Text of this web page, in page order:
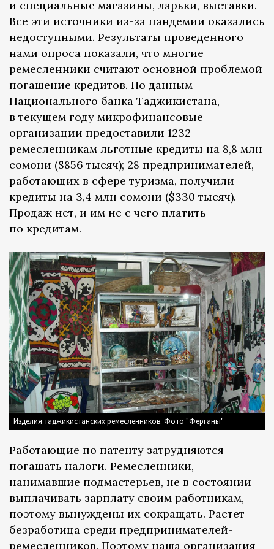
и специальные магазины, ларьки, выставки.
Все эти источники из-за пандемии оказались
недоступными. Результаты проведенного
нами опроса показали, что многие
ремесленники считают основной проблемой
погашение кредитов. По данным
Национального банка Таджикистана,
в текущем году микрофинансовые
организации предоставили 1232
ремесленникам льготные кредиты на 8,8 млн
сомони ($856 тысяч); 28 предпринимателей,
работающих в сфере туризма, получили
кредиты на 3,4 млн сомони ($330 тысяч).
Продаж нет, и им не с чего платить
по кредитам.
Изделия таджикистанских ремесленников. Фото "Ферганы"
Работающие по патенту затрудняются
погашать налоги. Ремесленники,
нанимавшие подмастерьев, не в состоянии
выплачивать зарплату своим работникам,
поэтому вынуждены их сокращать. Растет
безработица среди предпринимателей-
ремесленников. Поэтому наша организация